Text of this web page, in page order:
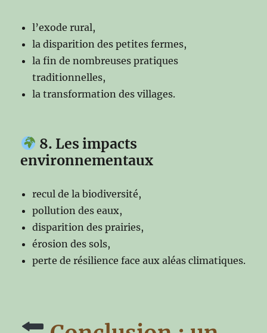
l’exode rural,
la disparition des petites fermes,
la fin de nombreuses pratiques
traditionnelles,
la transformation des villages.
8. Les impacts
environnementaux
recul de la biodiversité,
pollution des eaux,
disparition des prairies,
érosion des sols,
perte de résilience face aux aléas climatiques.